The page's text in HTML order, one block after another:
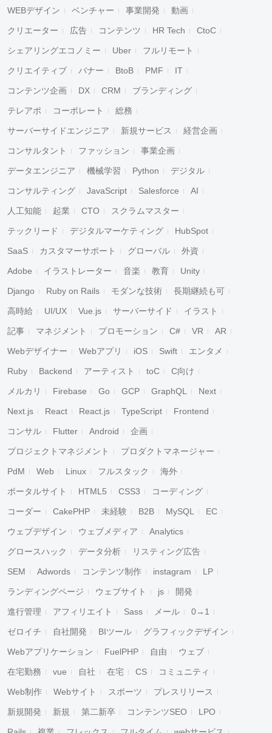
WEBデザイン ベンチャー 事業開発 動画
クリエーター 広告 コンテンツ HR Tech CtoC
シェアリングエコノミー Uber フルリモート
クリエイティブ バナー BtoB PMF IT
コンテンツ企画 DX CRM ブランディング
テレアポ コーポレート 総務
サーバーサイドエンジニア 新規サービス 経営企画
コンサルタント ファッション 事業企画
データエンジニア 機械学習 Python デジタル
コンサルティング JavaScript Salesforce AI
人工知能 起業 CTO スクラムマスター
テックリード デジタルマーケティング HubSpot
SaaS カスタマーサポート グローバル 外資
Adobe イラストレーター 音楽 教育 Unity
Django Ruby on Rails モダンな技術 長期継続も可
高時給 UI/UX Vue.js サーバーサイド イラスト
記事 マネジメント プロモーション C# VR AR
Webデザイナー Webアプリ iOS Swift エンタメ
Ruby Backend アーティスト toC C向け
メルカリ Firebase Go GCP GraphQL Next
Next.js React React.js TypeScript Frontend
コンサル Flutter Android 企画
プロジェクトマネジメント プロダクトマネージャー
PdM Web Linux フルスタック 海外
ポータルサイト HTML5 CSS3 コーディング
コーダー CakePHP 未経験 B2B MySQL EC
ウェブデザイン ウェブメディア Analytics
グロースハック データ分析 リスティング広告
SEM Adwords コンテンツ制作 instagram LP
ランディングページ ウェブサイト js 開発
進行管理 アフィリエイト Sass メール 0→1
ゼロイチ 自社開発 BIツール グラフィックデザイン
Webアプリケーション FuelPHP 自由 ウェブ
在宅勤務 vue 自社 在宅 CS コミュニティ
Web制作 Webサイト スポーツ プレスリリース
新規開発 新規 第二新卒 コンテンツSEO LPO